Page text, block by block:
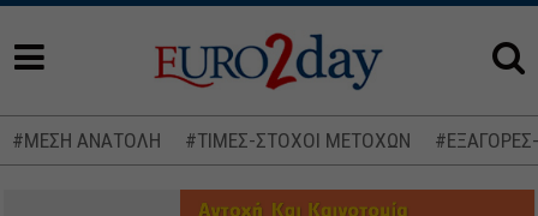
#ΜΕΣΗ ΑΝΑΤΟΛΗ #ΤΙΜΕΣ-ΣΤΟΧΟΙ ΜΕΤΟΧΩΝ